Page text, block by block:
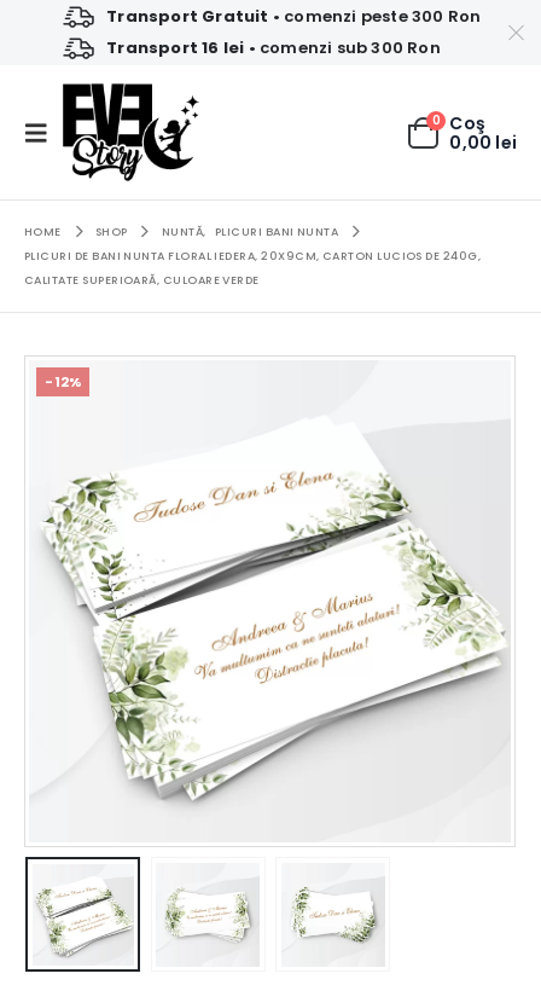
Transport Gratuit • comenzi peste 300 Ron
Transport 16 lei • comenzi sub 300 Ron
0 Coş
0,00 lei
HOME SHOP NUNTĂ,
PLICURI BANI NUNTA
PLICURI DE BANI NUNTA FLORAL IEDERA, 20X9CM, CARTON LUCIOS DE 240G,
CALITATE SUPERIOARĂ, CULOARE VERDE
-12%